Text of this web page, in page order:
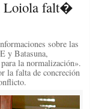
Loiola falt�
sobre las
y Batasuna,
la normalización».
la falta de concreción